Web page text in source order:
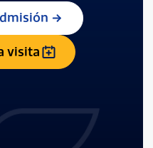
visita